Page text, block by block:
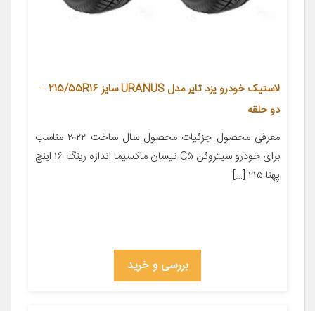
لاستیک خودرو یزد تایر مدل URANUS سایز 215/55R16 –
دو حلقه
معرفی محصول جزئیات محصول سال ساخت ۲۰۲۲ مناسب
برای خودرو سیتروئن C۵ نیسان ماکسیما اندازه رینگ ۱۶ اینچ
پهنا ۲۱۵ […]
بررسی و خرید